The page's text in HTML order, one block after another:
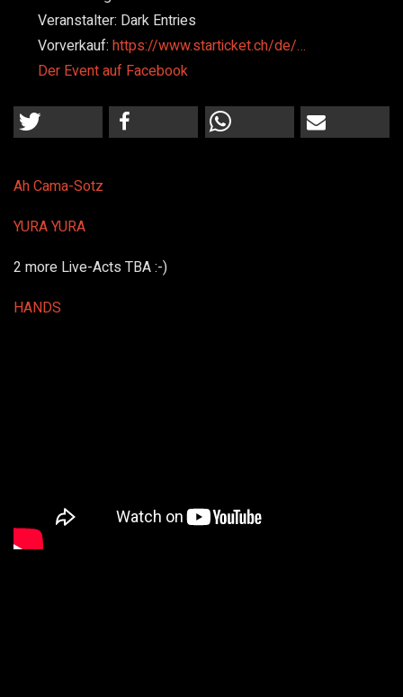
Veranstalter: Dark Entries
Vorverkauf: https://www.starticket.ch/de/…
Der Event auf Facebook
Ah Cama-Sotz
YURA YURA
2 more Live-Acts TBA :-)
HANDS